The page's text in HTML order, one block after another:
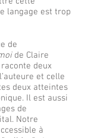
langage est trop
de
de Claire
deux
et celle
deux atteintes
Il est aussi
de
Notre
à